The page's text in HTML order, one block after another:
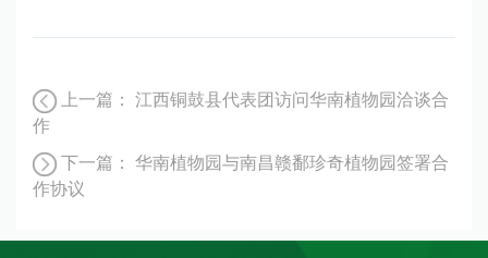
上一篇：
江西铜鼓县代表团访问华南植物园洽谈合
作
下一篇：
华南植物园与南昌赣鄱珍奇植物园签署合
作协议